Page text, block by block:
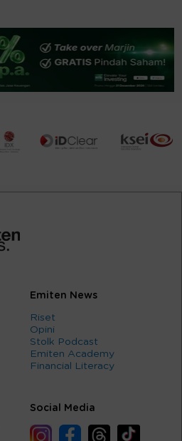
Emiten News
Riset
Opini
Stolk Podcast
Emiten Academy
Financial Literacy
Social Media